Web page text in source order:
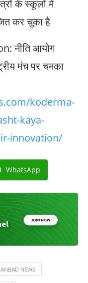
के स्कूलों में
कर चुका है
नीति आयोग
मंच पर चमका
koderma-
kaya-
innovation/
WhatsApp
NEWS